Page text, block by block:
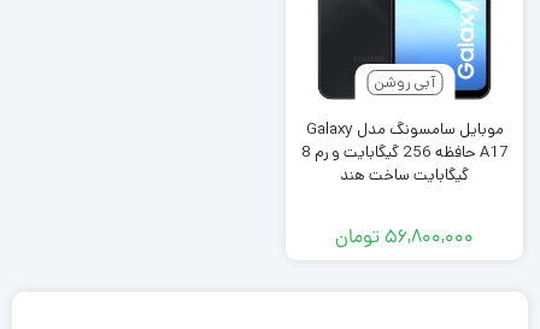
آبی روشن
موبایل سامسونگ مدل Galaxy
A17 حافظه 256 گیگابایت و رم 8
گیگابایت ساخت هند
۵۶,۸۰۰,۰۰۰تومان